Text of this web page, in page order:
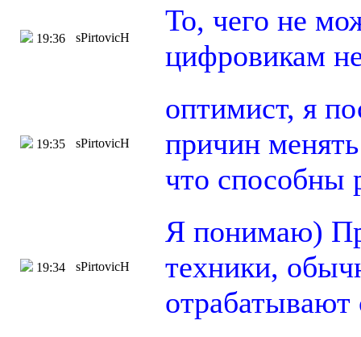
19:36 sPirtovicH
То, чего не
цифровикам
19:35 sPirtovicH
оптимист, я
причин
что способны
19:34 sPirtovicH
Я понимаю)
техники,
отрабатывают